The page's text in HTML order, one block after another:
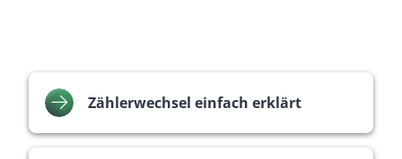
Zählerwechsel einfach erklärt